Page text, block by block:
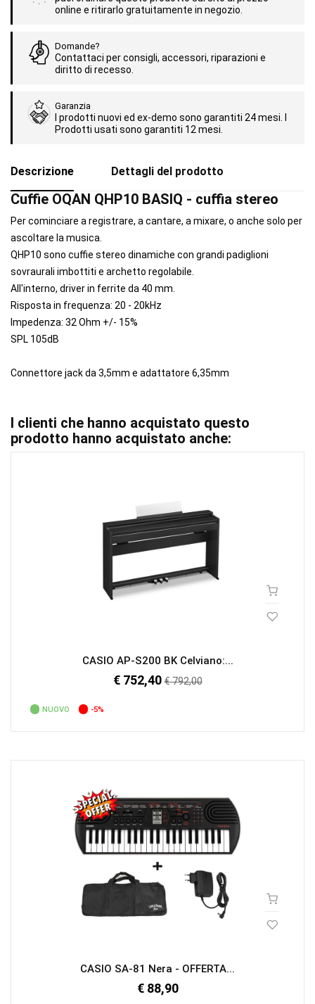
online e ritirarlo gratuitamente in negozio.
Domande?
Contattaci per consigli, accessori, riparazioni e
diritto di recesso.
Garanzia
I prodotti nuovi ed ex-demo sono garantiti 24 mesi. I
Prodotti usati sono garantiti 12 mesi.
Descrizione Dettagli del prodotto
Cuffie OQAN QHP10 BASIQ - cuffia stereo
Per cominciare a registrare, a cantare, a mixare, o anche solo per
ascoltare la musica.
QHP10 sono cuffie stereo dinamiche con grandi padiglioni
sovraurali imbottiti e archetto regolabile.
All'interno, driver in ferrite da 40 mm.
Risposta in frequenza: 20 - 20kHz
Impedenza: 32 Ohm +/- 15%
SPL 105dB
Connettore jack da 3,5mm e adattatore 6,35mm
I clienti che hanno acquistato questo
prodotto hanno acquistato anche:
CASIO AP-S200 BK Celviano:...
€ 752,40Prezzo
€ 792,00
NUOVO -5%
CASIO SA-81 Nera - OFFERTA...
€ 88,90